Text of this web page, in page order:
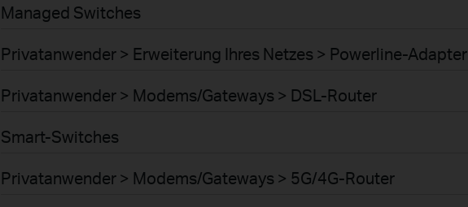
Managed Switches
Privatanwender > Erweiterung Ihres Netzes > Powerline-Adapter
Privatanwender > Modems/Gateways > DSL-Router
Smart-Switches
Privatanwender > Modems/Gateways > 5G/4G-Router